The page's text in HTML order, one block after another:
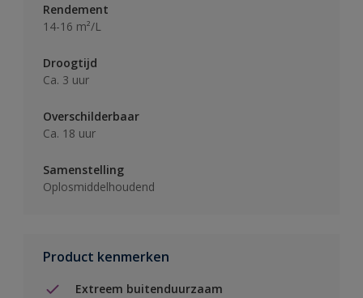
Rendement
14-16 m²/L
Droogtijd
Ca. 3 uur
Overschilderbaar
Ca. 18 uur
Samenstelling
Oplosmiddelhoudend
Product kenmerken
Extreem buitenduurzaam